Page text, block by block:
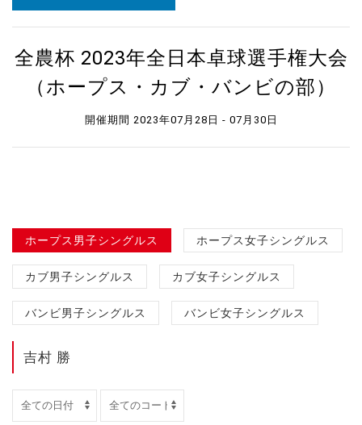
全農杯 2023年全日本卓球選手権大会
（ホープス・カブ・バンビの部）
開催期間 2023年07月28日 - 07月30日
ホープス男子シングルス ホープス女子シングルス
カブ男子シングルス カブ女子シングルス
バンビ男子シングルス バンビ女子シングルス
吉村 勝